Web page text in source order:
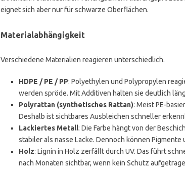
eignet sich aber nur für schwarze Oberflächen.
Materialabhängigkeit
Verschiedene Materialien reagieren unterschiedlich.
HDPE / PE / PP: Polyethylen und Polypropylen
werden spröde. Mit Additiven halten sie deutlich
Polyrattan (synthetisches Rattan): Meist PE-
Deshalb ist sichtbares Ausbleichen schneller
Lackiertes Metall: Die Farbe hängt von der
stabiler als nasse Lacke. Dennoch können
Holz: Lignin in Holz zerfällt durch UV. Das führt
nach Monaten sichtbar, wenn kein Schutz